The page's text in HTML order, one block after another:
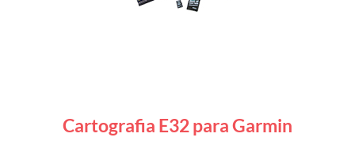
Cartografia E32 para Garmin